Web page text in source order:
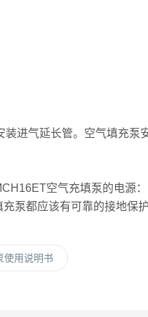
进气延长管。空气填充泵
空气充填泵的电源
泵都应该有可靠的接地保护
使用说明书